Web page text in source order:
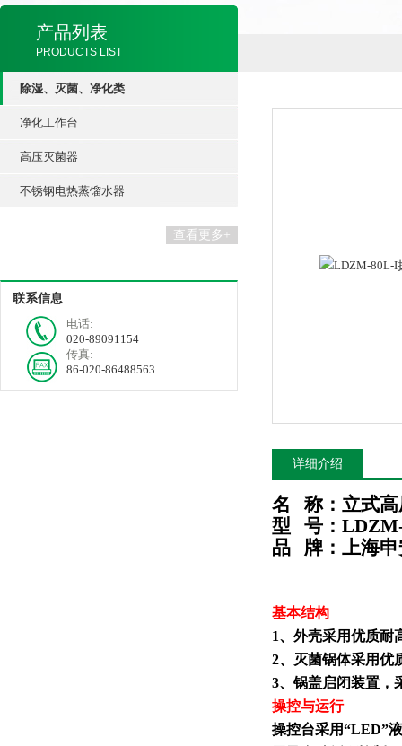
产品列表
PRODUCTS LIST
除湿、灭菌、净化类
净化工作台
高压灭菌器
不锈钢电热蒸馏水器
查看更多+
联系信息
电话:
020-89091154
传真:
86-020-86488563
详细介绍
名
称：立式
型
号：
品
牌：上海
基本结构
1、 外壳采用优质耐
2、灭菌锅体采用优
3、锅盖启闭装置 ，
操控与运行
操控台采用“LED”